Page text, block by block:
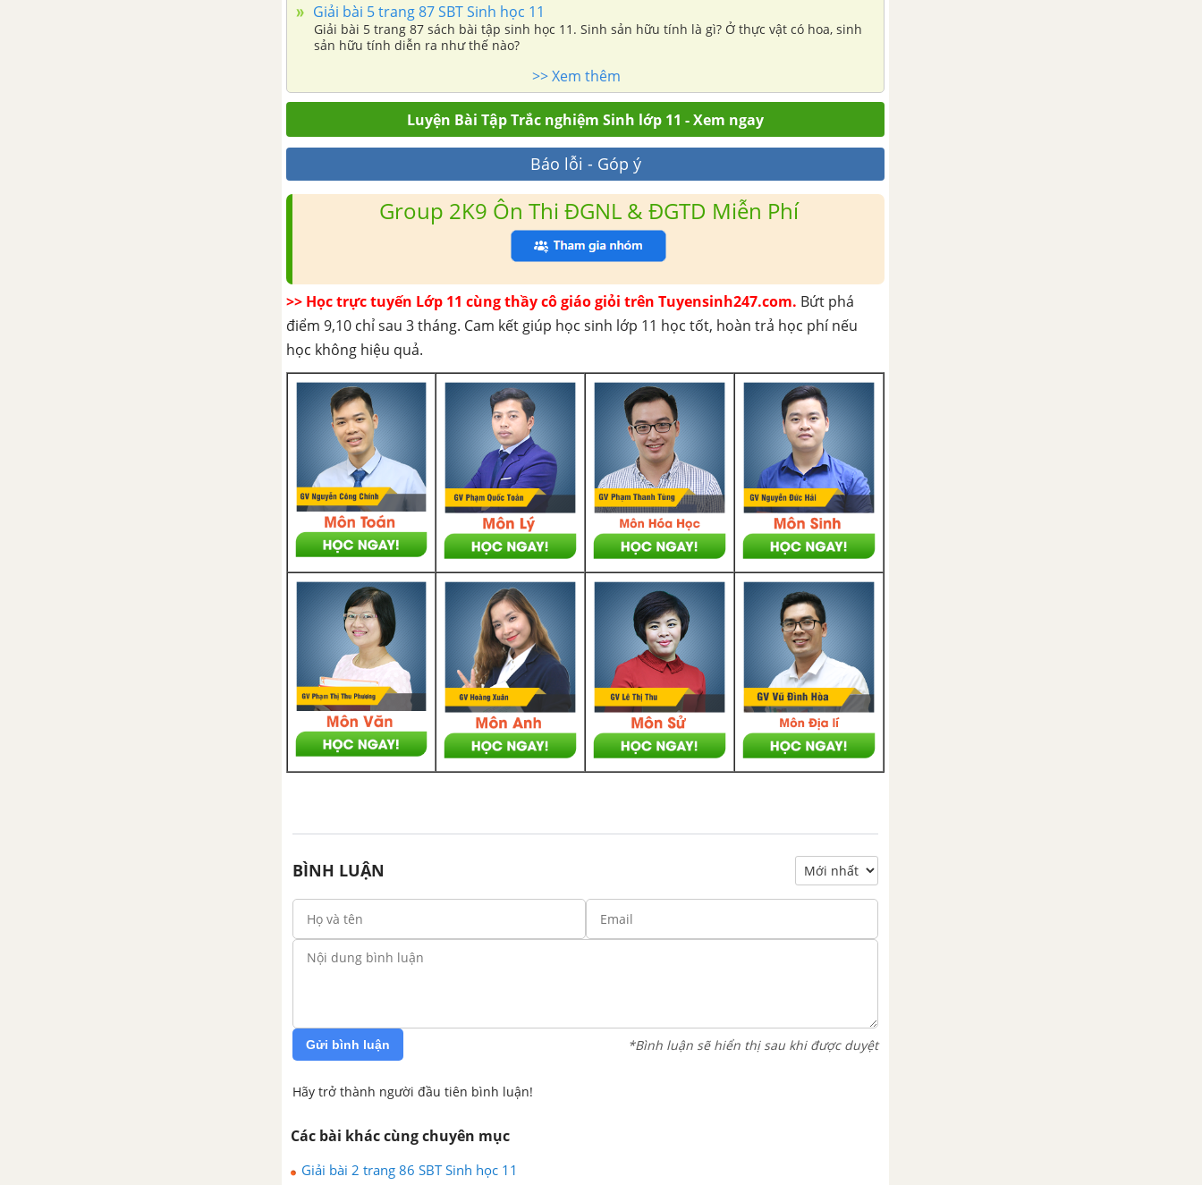
Giải bài 5 trang 87 SBT Sinh học 11
Giải bài 5 trang 87 sách bài tập sinh học 11. Sinh sản hữu tính là gì? Ở thực vật có hoa, sinh
sản hữu tính diễn ra như thế nào?
>> Xem thêm
Luyện Bài Tập Trắc nghiệm Sinh lớp 11 - Xem ngay
Báo lỗi - Góp ý
Group 2K9 Ôn Thi ĐGNL & ĐGTD Miễn Phí
>> Học trực tuyến Lớp 11 cùng thầy cô giáo giỏi trên Tuyensinh247.com. Bứt phá
điểm 9,10 chỉ sau 3 tháng. Cam kết giúp học sinh lớp 11 học tốt, hoàn trả học phí nếu
học không hiệu quả.
BÌNH LUẬN
Gửi bình luận *Bình luận sẽ hiển thị sau khi được duyệt
Hãy trở thành người đầu tiên bình luận!
Các bài khác cùng chuyên mục
Giải bài 2 trang 86 SBT Sinh học 11